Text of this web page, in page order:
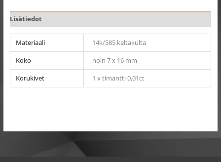
Lisätiedot
Materiaali
14k/585 keltakulta
Koko
noin 7 x 16 mm
Korukivet
1 x timantti 0,01ct